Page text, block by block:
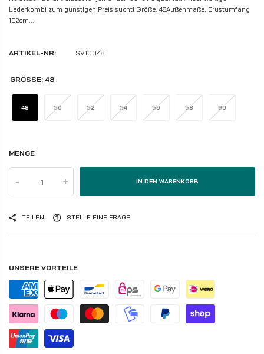
Lederkombi zum günstigen Preis sucht! Größe: 48Außenmaße: Brustumfang
102cm...
ARTIKEL-NR: SV10048
GRÖSSE: 48
48 50 52 54 56 58 60
MENGE
- + IN DEN WARENKORB
TEILEN STELLE EINE FRAGE
UNSERE VORTEILE